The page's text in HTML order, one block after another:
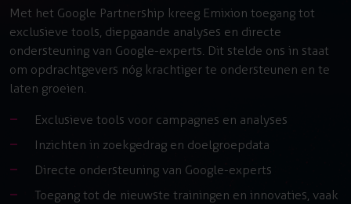
Met het Google Partnership kreeg Emixion toegang tot
exclusieve tools, diepgaande analyses en directe
ondersteuning van Google-experts. Dit stelde ons in staat
om opdrachtgevers nóg krachtiger te ondersteunen en te
laten groeien.
Exclusieve tools voor campagnes en analyses
Inzichten in zoekgedrag en doelgroepdata
Directe ondersteuning van Google-experts
Toegang tot de nieuwste trainingen en innovaties, vaak